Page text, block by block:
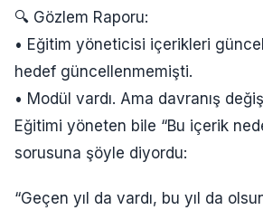
🔍 Gözlem Raporu:
• Eğitim yöneticisi içerikleri
hedef güncellenmemişti.
• Modül vardı. Ama davranış
Eğitimi yöneten bile “Bu içerik
sorusuna şöyle diyordu:
“Geçen yıl da vardı, bu yıl da